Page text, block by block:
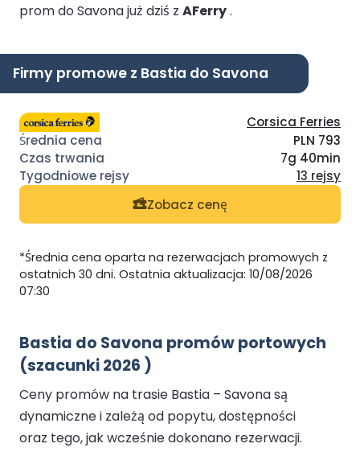
prom do Savona już dziś z AFerry.
Firmy promowe z Bastia do Savona
Corsica Ferries
PLN 793
7g 40min
13 rejsy
Zobacz cenę
*Średnia cena oparta na rezerwacjach promowych z
ostatnich 30 dni. Ostatnia aktualizacja: 10/08/2026
07:30
Bastia do Savona promów portowych
(szacunki 2026 )
Ceny promów na trasie Bastia – Savona są
dynamiczne i zależą od popytu, dostępności
oraz tego, jak wcześnie dokonano rezerwacji.